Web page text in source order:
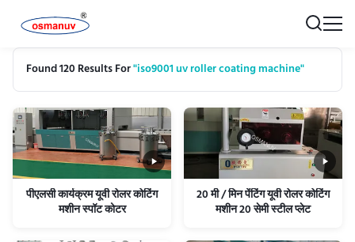
Found 120 Results For"iso9001 uv roller coating machine"
पीएलसी कार्यक्रम यूवी रोलर कोटिंग
मशीन स्पॉट कोटर
20 मी / मिन पेंटिंग यूवी रोलर कोटिंग
मशीन 20 सेमी स्टील प्लेट